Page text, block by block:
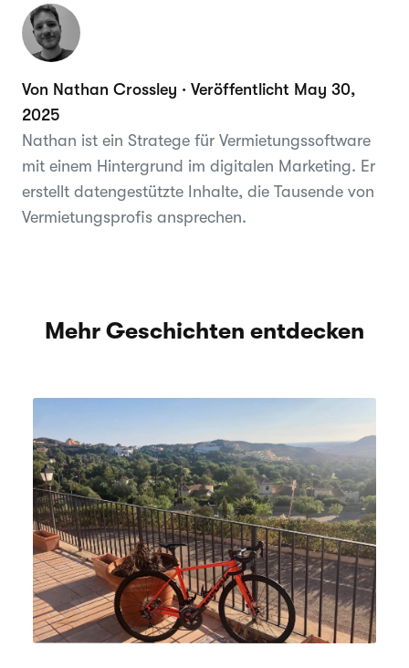
Von Nathan Crossley · Veröffentlicht May 30,
2025
Nathan ist ein Stratege für Vermietungssoftware
mit einem Hintergrund im digitalen Marketing. Er
erstellt datengestützte Inhalte, die Tausende von
Vermietungsprofis ansprechen.
Mehr Geschichten entdecken